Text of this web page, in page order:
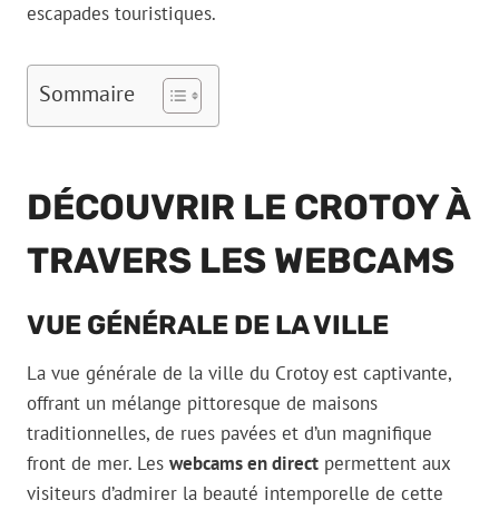
escapades touristiques.
Sommaire
DÉCOUVRIR LE CROTOY À
TRAVERS LES WEBCAMS
VUE GÉNÉRALE DE LA VILLE
La vue générale de la ville du Crotoy est captivante,
offrant un mélange pittoresque de maisons
traditionnelles, de rues pavées et d’un magnifique
front de mer. Les webcams en direct permettent aux
visiteurs d’admirer la beauté intemporelle de cette